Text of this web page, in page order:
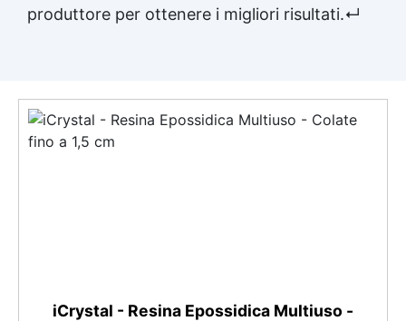
produttore per ottenere i migliori risultati.↵
iCrystal - Resina Epossidica Multiuso -